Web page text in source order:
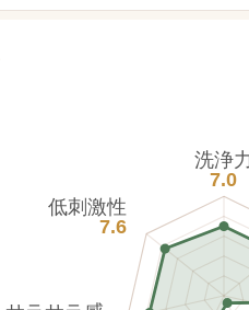
洗浄
7.0
低刺激性
7.6